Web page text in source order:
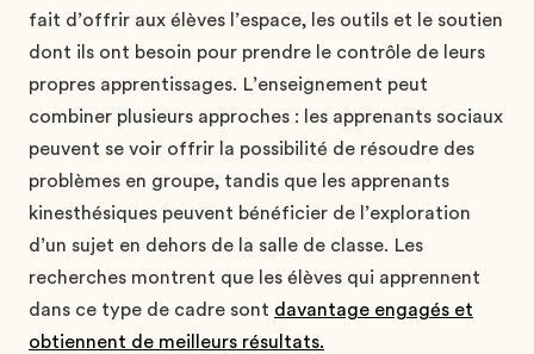
fait d’offrir aux élèves l’espace, les outils et le soutien
dont ils ont besoin pour prendre le contrôle de leurs
propres apprentissages. L’enseignement peut
combiner plusieurs approches : les apprenants sociaux
peuvent se voir offrir la possibilité de résoudre des
problèmes en groupe, tandis que les apprenants
kinesthésiques peuvent bénéficier de l’exploration
d’un sujet en dehors de la salle de classe. Les
recherches montrent que les élèves qui apprennent
dans ce type de cadre sont davantage engagés et
obtiennent de meilleurs résultats.